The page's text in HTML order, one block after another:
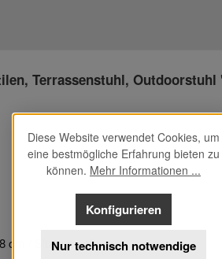
Terrassenstuhl, Outdoorstuhl
cm / Sitzhöhe 43 cm
Diese Website verwendet Cookies, um
eine bestmögliche Erfahrung bieten zu
können. Mehr Informationen ...
Nur technisch notwendige
Konfigurieren